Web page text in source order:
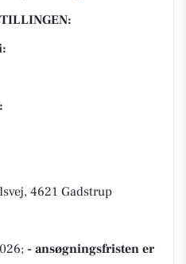
4621 Gadstrup
- ansøgningsfristen er